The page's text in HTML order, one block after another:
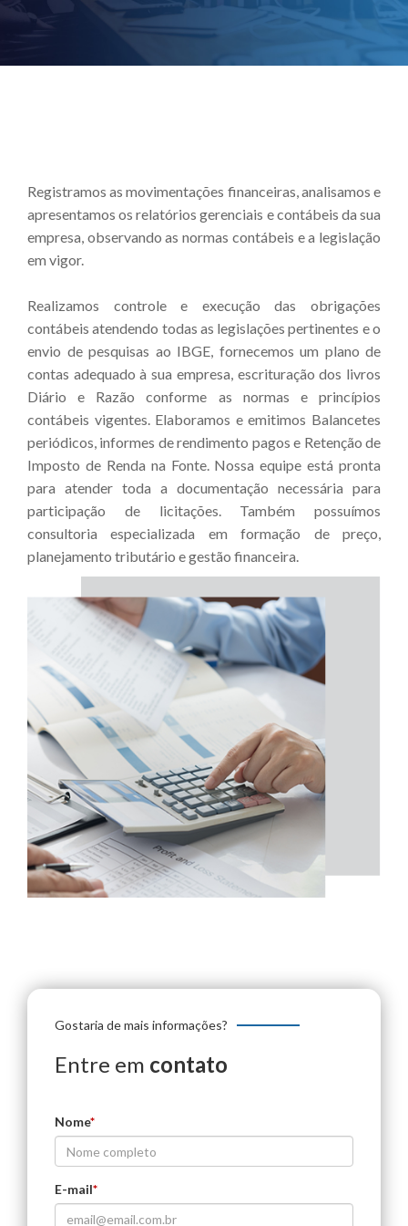
Registramos as movimentações financeiras, analisamos e
apresentamos os relatórios gerenciais e contábeis da sua
empresa, observando as normas contábeis e a legislação
em vigor.
Realizamos controle e execução das obrigações
contábeis atendendo todas as legislações pertinentes e o
envio de pesquisas ao IBGE, fornecemos um plano de
contas adequado à sua empresa, escrituração dos livros
Diário e Razão conforme as normas e princípios
contábeis vigentes. Elaboramos e emitimos Balancetes
periódicos, informes de rendimento pagos e Retenção de
Imposto de Renda na Fonte. Nossa equipe está pronta
para atender toda a documentação necessária para
participação de licitações. Também possuímos
consultoria especializada em formação de preço,
planejamento tributário e gestão financeira.
Gostaria de mais informações?
Entre em contato
Nome*
E-mail*